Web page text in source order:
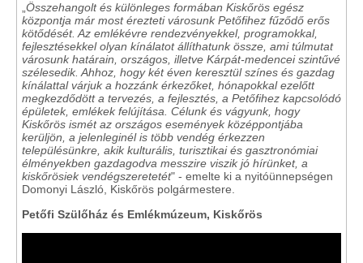
Összehangolt és különleges formában Kiskőrös egész
központja már most érezteti városunk Petőfihez fűződő erős
kötődését. Az emlékévre rendezvényekkel, programokkal,
fejlesztésekkel olyan kínálatot állíthatunk össze, ami túlmutat
városunk határain, országos, illetve Kárpát-medencei szintűvé
szélesedik. Ahhoz, hogy két éven keresztül színes és gazdag
kínálattal várjuk a hozzánk érkezőket, hónapokkal ezelőtt
megkezdődött a tervezés, a fejlesztés, a Petőfihez kapcsolódó
épületek, emlékek felújítása. Célunk és vágyunk, hogy
Kiskőrös ismét az országos események középpontjába
kerüljön, a jelenleginél is több vendég érkezzen
településünkre, akik kulturális, turisztikai és gasztronómiai
élményekben gazdagodva messzire viszik jó hírünket, a
kiskőrösiek vendégszeretetét" - emelte ki a nyitóünnepségen
Domonyi László, Kiskőrös polgármestere.
Petőfi Szülőház és Emlékmúzeum, Kiskőrös